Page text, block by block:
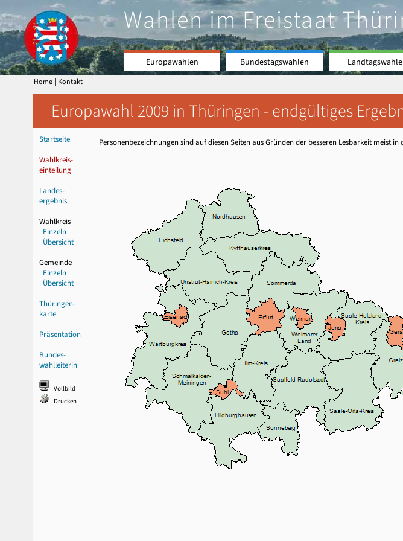
Wahlen im Freistaat
Europawahlen Bundestagswahlen
Home | Kontakt
Europawahl 2009 in Thüringen - endgültiges
Startseite
Wahlkreis-
einteilung
Landes-
ergebnis
Wahlkreis
Einzeln
Übersicht
Gemeinde
Einzeln
Übersicht
Thüringen-
karte
Präsentation
Bundes-
wahlleiterin
Vollbild
Drucken
Personenbezeichnungen sind auf diesen Seiten aus Gründen der besseren Lesbarkeit meist